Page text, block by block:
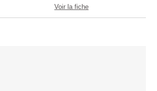
Voir la fiche